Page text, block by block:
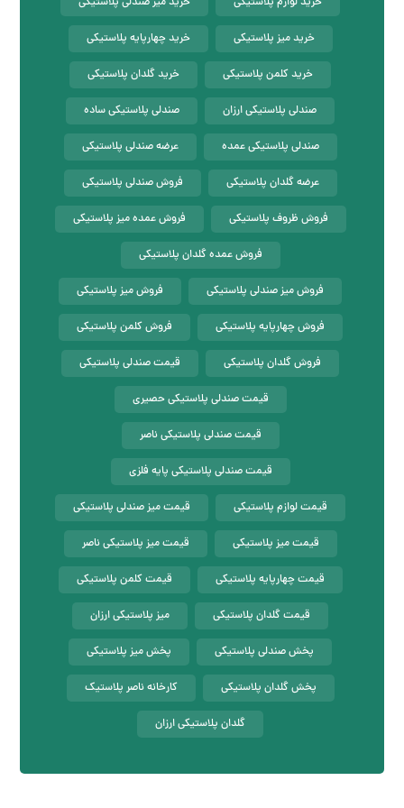
خرید میز پلاستیکی خرید چهارپایه پلاستیکی
خرید کلمن پلاستیکی خرید گلدان پلاستیکی
صندلی پلاستیکی ارزان صندلی پلاستیکی ساده
صندلی پلاستیکی عمده عرضه صندلی پلاستیکی
عرضه گلدان پلاستیکی فروش صندلی پلاستیکی
فروش ظروف پلاستیکی فروش عمده میز پلاستیکی
فروش عمده گلدان پلاستیکی
فروش میز صندلی پلاستیکی فروش میز پلاستیکی
فروش چهارپایه پلاستیکی فروش کلمن پلاستیکی
فروش گلدان پلاستیکی قیمت صندلی پلاستیکی
قیمت صندلی پلاستیکی حصیری
قیمت صندلی پلاستیکی ناصر
قیمت صندلی پلاستیکی پایه فلزی
قیمت لوازم پلاستیکی قیمت میز صندلی پلاستیکی
قیمت میز پلاستیکی قیمت میز پلاستیکی ناصر
قیمت چهارپایه پلاستیکی قیمت کلمن پلاستیکی
قیمت گلدان پلاستیکی میز پلاستیکی ارزان
پخش صندلی پلاستیکی پخش میز پلاستیکی
پخش گلدان پلاستیکی کارخانه ناصر پلاستیک
گلدان پلاستیکی ارزان